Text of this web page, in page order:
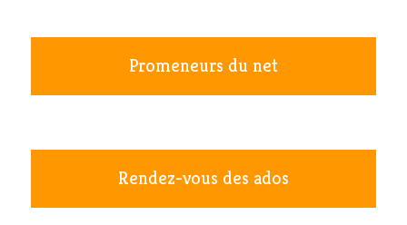
Promeneurs du net
Rendez-vous des ados